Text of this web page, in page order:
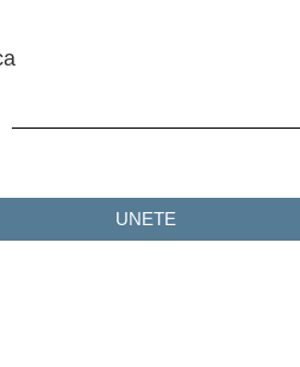
UNETE